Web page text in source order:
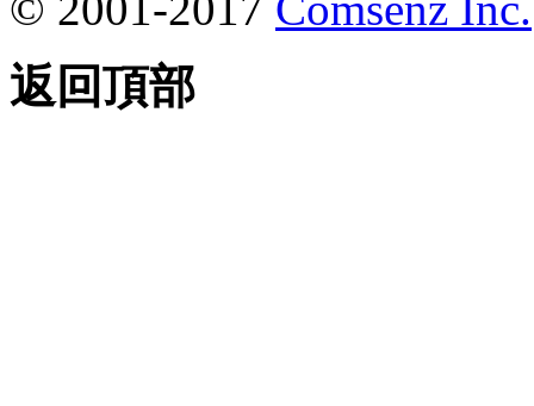
返回頂部